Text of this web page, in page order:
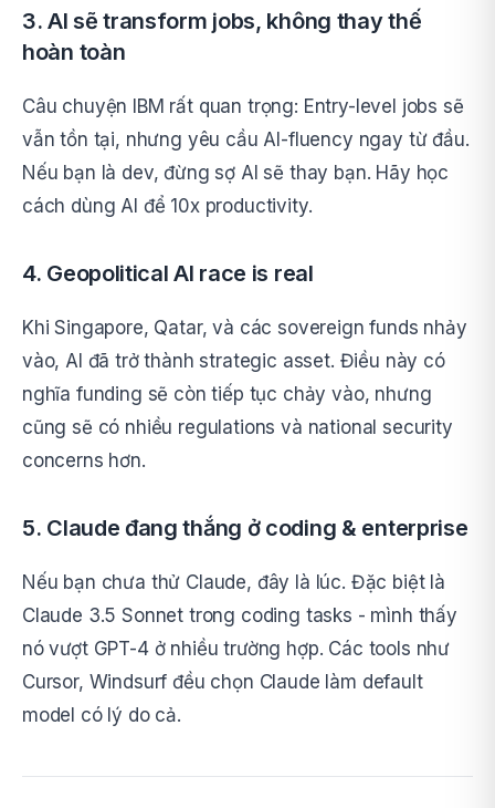
3. AI sẽ transform jobs, không thay thế
hoàn toàn
Câu chuyện IBM rất quan trọng: Entry-level jobs sẽ
vẫn tồn tại, nhưng yêu cầu AI-fluency ngay từ đầu.
Nếu bạn là dev, đừng sợ AI sẽ thay bạn. Hãy học
cách dùng AI để 10x productivity.
4. Geopolitical AI race is real
Khi Singapore, Qatar, và các sovereign funds nhảy
vào, AI đã trở thành strategic asset. Điều này có
nghĩa funding sẽ còn tiếp tục chảy vào, nhưng
cũng sẽ có nhiều regulations và national security
concerns hơn.
5. Claude đang thắng ở coding & enterprise
Nếu bạn chưa thử Claude, đây là lúc. Đặc biệt là
Claude 3.5 Sonnet trong coding tasks - mình thấy
nó vượt GPT-4 ở nhiều trường hợp. Các tools như
Cursor, Windsurf đều chọn Claude làm default
model có lý do cả.